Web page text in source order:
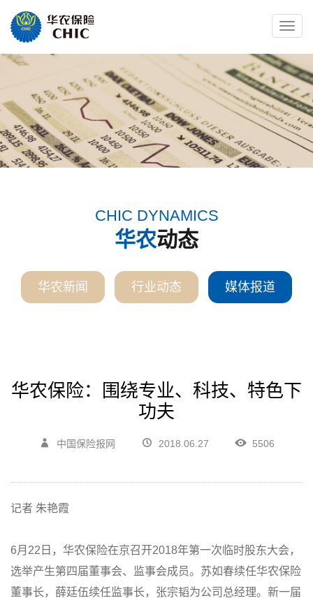
Toggle
CHIC DYNAMICS
华农动态
华农新闻 行业动态 媒体报道
华农保险：围绕专业、科技、特色下
功夫
中国保险报网 2018.06.27 5506
记者 朱艳霞
6月22日，华农保险在京召开2018年第一次临时股东大会，
选举产生第四届董事会、监事会成员。苏如春续任华农保险
董事长，薛廷伍续任监事长，张宗韬为公司总经理。新一届